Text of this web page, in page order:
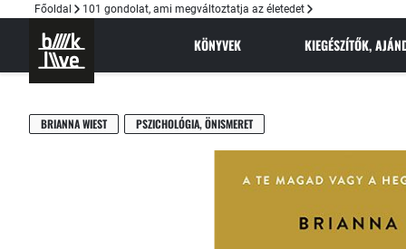
Főoldal 101 gondolat, ami megváltoztatja az életedet
KÖNYVEK KIEGÉSZÍTŐK,
BRIANNA WIEST PSZICHOLÓGIA, ÖNISMERET